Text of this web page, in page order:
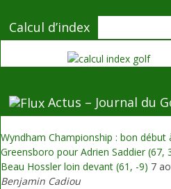
Calcul d’index
Actus – Journal du
Wyndham Championship : bon début
Greensboro pour Adrien Saddier (67,
Beau Hossler loin devant (61, -9) 7
Benjamin Cadiou